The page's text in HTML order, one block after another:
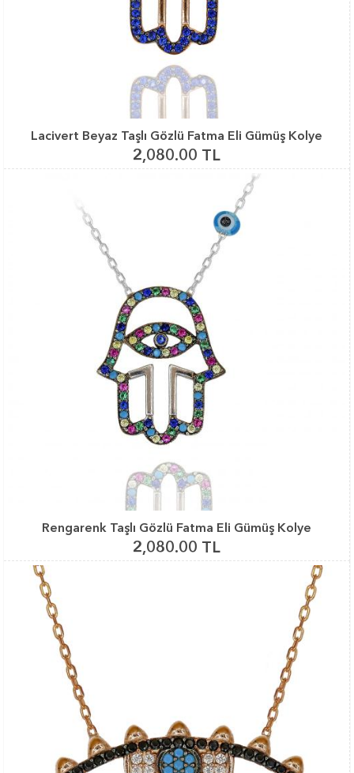
Lacivert Beyaz Taşlı Gözlü Fatma Eli Gümüş Kolye
2,080.00 TL
Rengarenk Taşlı Gözlü Fatma Eli Gümüş Kolye
2,080.00 TL